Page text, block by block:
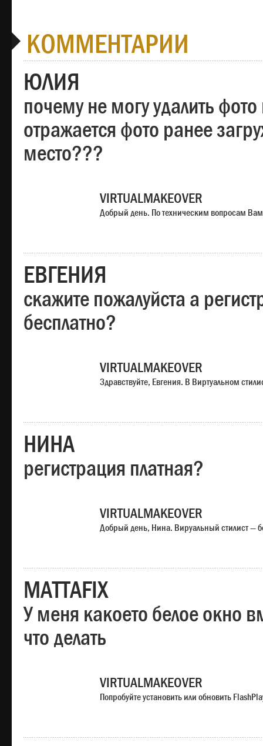
КОММЕНТАРИИ
ЮЛИЯ
почему не могу удалить
отражается фото ранее
место???
VIRTUALMAKEOVER
Добрый день. По техническим вопросам
ЕВГЕНИЯ
скажите пожалуйста а
бесплатно?
VIRTUALMAKEOVER
Здравствуйте, Евгения. В Виртуальном
НИНА
регистрация платная?
VIRTUALMAKEOVER
Добрый день, Нина. Вируальный стилист —
MATTAFIX
У меня какоето белое окно
что делать
VIRTUALMAKEOVER
Попробуйте установить или обновить